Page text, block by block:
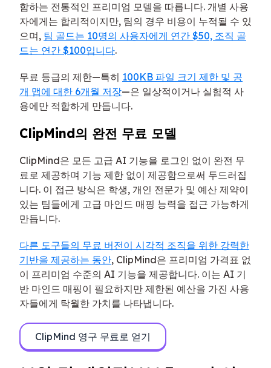
함하는 전통적인 프리미엄 모델을 따릅니다. 개별 사용
자에게는 합리적이지만, 팀의 경우 비용이 누적될 수 있
으며, 팀 골드는 10명의 사용자에게 연간 $50, 조직 골
드는 연간 $100입니다.
무료 등급의 제한—특히 100KB 파일 크기 제한 및 공
개 맵에 대한 6개월 저장—은 일상적이거나 실험적 사
용에만 적합하게 만듭니다.
ClipMind의 완전 무료 모델
ClipMind은 모든 고급 AI 기능을 로그인 없이 완전 무
료로 제공하며 기능 제한 없이 제공함으로써 두드러집
니다. 이 접근 방식은 학생, 개인 전문가 및 예산 제약이
있는 팀들에게 고급 마인드 매핑 능력을 접근 가능하게
만듭니다.
다른 도구들의 무료 버전이 시각적 조직을 위한 강력한
기반을 제공하는 동안, ClipMind은 프리미엄 가격표 없
이 프리미엄 수준의 AI 기능을 제공합니다. 이는 AI 기
반 마인드 매핑이 필요하지만 제한된 예산을 가진 사용
자들에게 탁월한 가치를 나타냅니다.
ClipMind 영구 무료로 얻기